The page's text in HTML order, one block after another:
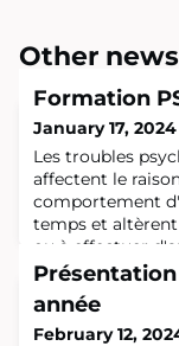
Other news
Formation
January 17, 2024
Les troubles
affectent le
comportement
temps et altèrent
ou à effectuer
Les plus
anxieux ainsi
l'utilisation d'une
année
February 12,